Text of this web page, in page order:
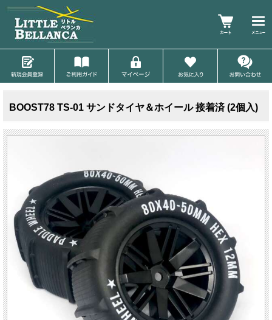
BOOST78 TS-01 サンドタイヤ＆ホイール 接着済 (2個入)